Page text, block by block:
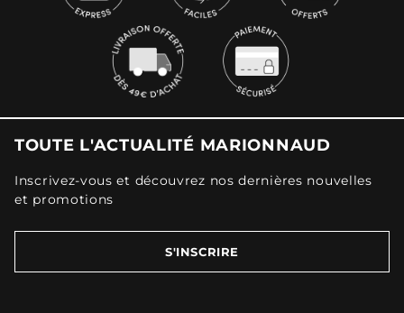
TOUTE L'ACTUALITÉ MARIONNAUD
Inscrivez-vous et découvrez nos dernières nouvelles
et promotions
S'INSCRIRE